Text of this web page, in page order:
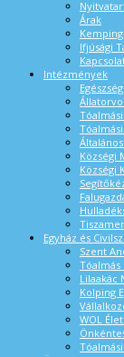
Árak
Kemping
Ifjúsági
Intézmények
Községi
Községi
Egyház és
Szent
Tóalmás
Lilaakác
Kolping
WOL